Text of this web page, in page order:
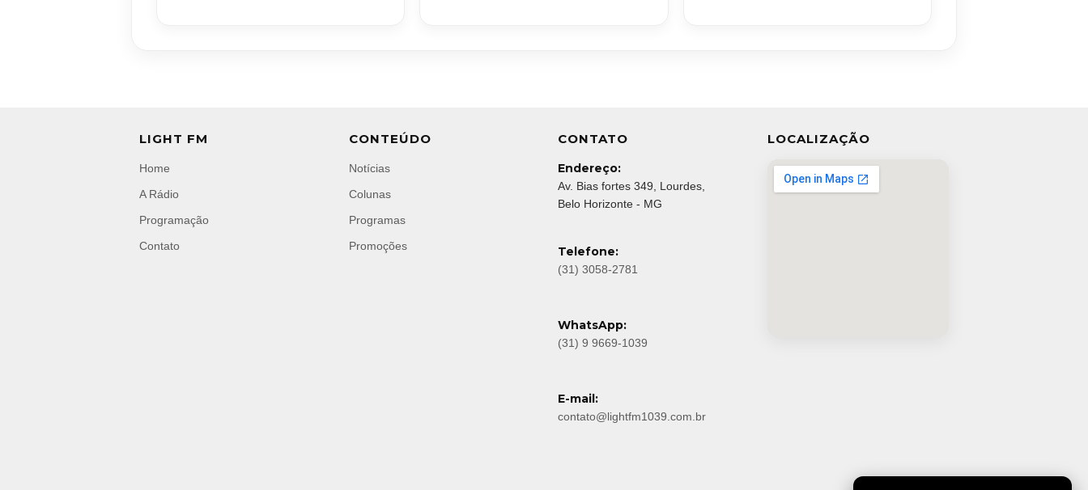
LIGHT FM
Home
A Rádio
Programação
Contato
CONTEÚDO
Notícias
Colunas
Programas
Promoções
CONTATO
Endereço:
Av. Bias fortes 349, Lourdes,
Belo Horizonte - MG
Telefone:
(31) 3058-2781
WhatsApp:
(31) 9 9669-1039
E-mail:
contato@lightfm1039.com.br
LOCALIZAÇÃO